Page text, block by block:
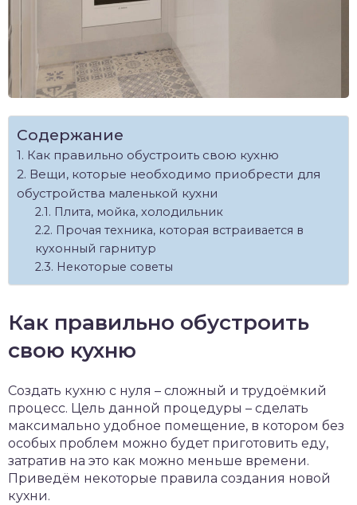
Содержание
Как правильно обустроить свою кухню
Вещи, которые необходимо приобрести для
обустройства маленькой кухни
Плита, мойка, холодильник
Прочая техника, которая встраивается в
кухонный гарнитур
Некоторые советы
Как правильно обустроить
свою кухню
Создать кухню с нуля – сложный и трудоёмкий
процесс. Цель данной процедуры – сделать
максимально удобное помещение, в котором без
особых проблем можно будет приготовить еду,
затратив на это как можно меньше времени.
Приведём некоторые правила создания новой
кухни.